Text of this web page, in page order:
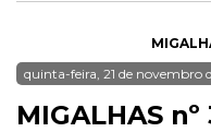
quinta-feira, 21 de novembro
MIGALHAS nº